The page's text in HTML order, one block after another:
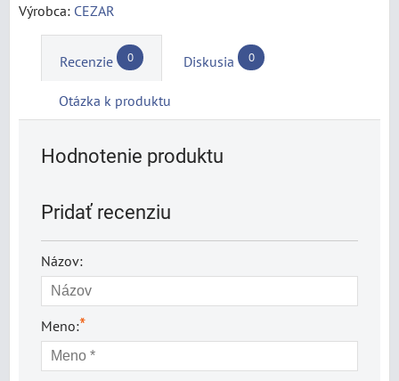
Výrobca: CEZAR
Recenzie 0 Diskusia 0
Otázka k produktu
Hodnotenie produktu
Pridať recenziu
Názov:
Meno:*